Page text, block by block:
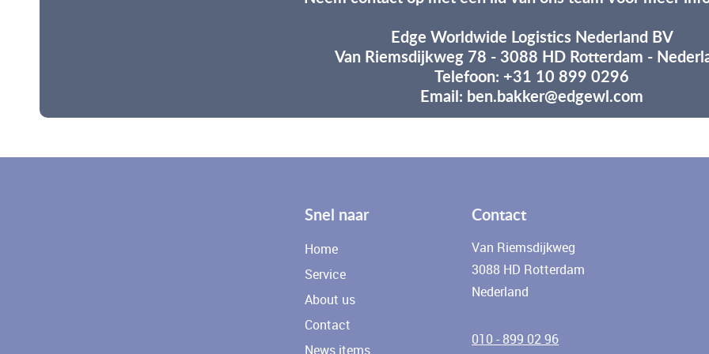
Edge Worldwide Logistics Nederland BV
Van Riemsdijkweg 78 - 3088 HD Rotterdam -
Telefoon: +31 10 899 0296
Email: ben.bakker@edgewl.com
Snel naar
Home
Service
About us
Contact
News items
Contact
Van Riemsdijkweg
3088 HD Rotterdam
Nederland
010 - 899 02 96